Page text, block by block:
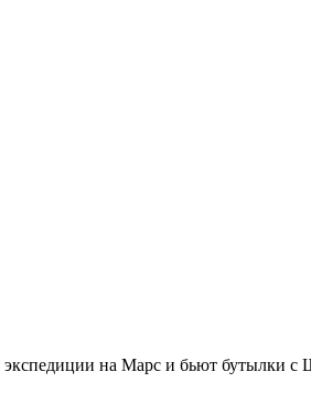
на Марс и бьют бутылки с